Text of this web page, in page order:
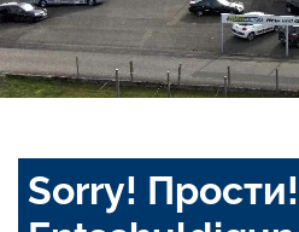
Sorry! Прости!